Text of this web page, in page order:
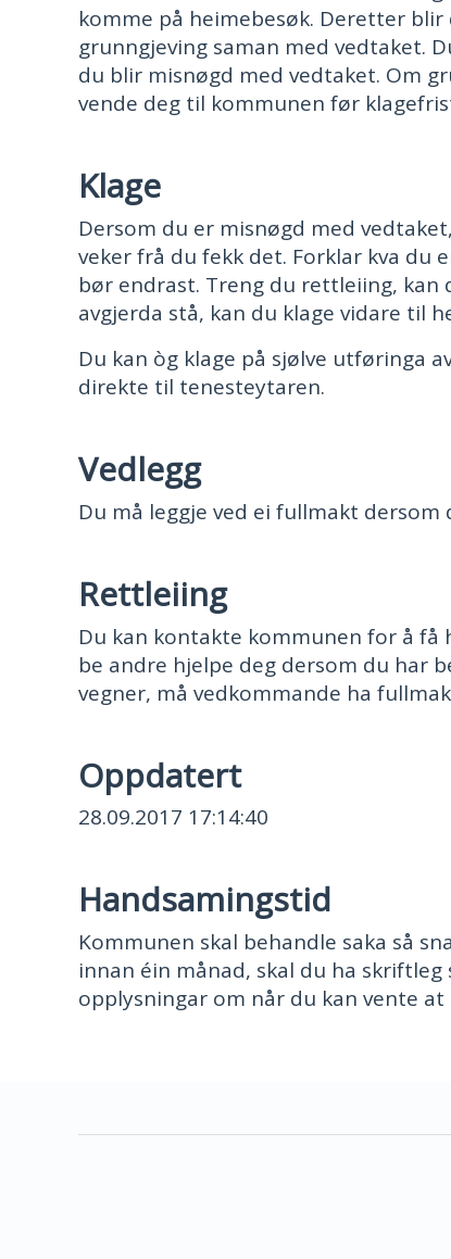
komme på heimebesøk. Deretter
grunngjeving saman med vedtaket.
du blir misnøgd med vedtaket. Om
vende deg til kommunen før
Klage
Dersom du er misnøgd med
veker frå du fekk det. Forklar kva du
bør endrast. Treng du rettleiing,
avgjerda stå, kan du klage vidare til
Du kan òg klage på sjølve utføringa
direkte til tenesteytaren.
Vedlegg
Du må leggje ved ei fullmakt
Rettleiing
Du kan kontakte kommunen for å få
be andre hjelpe deg dersom du har
vegner, må vedkommande ha
Oppdatert
28.09.2017 17:14:40
Handsamingstid
Kommunen skal behandle saka så
innan éin månad, skal du ha
opplysningar om når du kan vente